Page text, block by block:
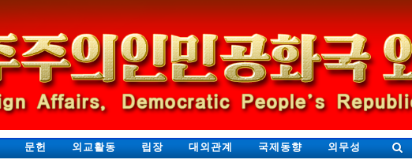
문헌 외교활동 립장 대외관계 국제동향 외무성